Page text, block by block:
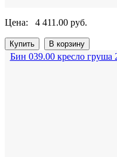
Цена: 4 411.00 руб.
Бин 039.00 кресло груша